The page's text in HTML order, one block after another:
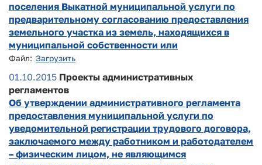
поселения Выкатной муниципальной услуги по
предварительному согласованию предоставления
земельного участка из земель, находящихся в
муниципальной собственности или
Файл: Загрузить
01.10.2015 Проекты административных
регламентов
Об утверждении административного регламента
предоставления муниципальной услуги по
уведомительной регистрации трудового договора,
заключаемого между работником и работодателем
– физическим лицом, не являющимся